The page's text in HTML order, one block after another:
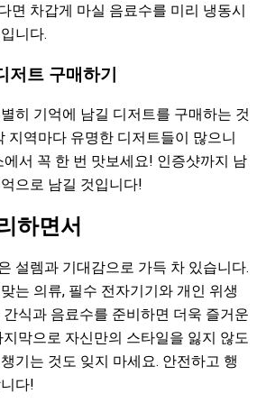
면 차갑게 마실 음료수를 미리 냉동시
니다.
저트 구매하기
히 기억에 남길 디저트를 구매하는 것
지역마다 유명한 디저트들이 많으니
서 꼭 한 번 맛보세요! 인증샷까지 남
으로 남길 것입니다!
하면서
설렘과 기대감으로 가득 차 있습니다.
는 의류, 필수 전자기기와 개인 위생
식과 음료수를 준비하면 더욱 즐거운
막으로 자신만의 스타일을 잃지 않도
기는 것도 잊지 마세요. 안전하고 행
다!